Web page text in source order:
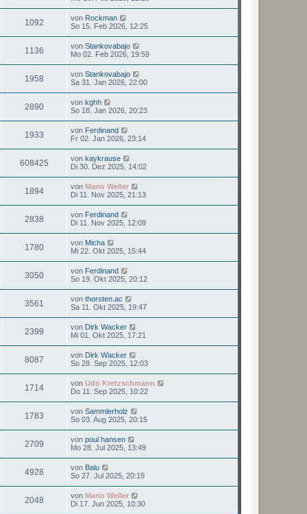
1092 von Rockman
So 15. Feb 2026, 12:25
1136 von Stankovabajo
Mo 02. Feb 2026, 19:59
1958 von Stankovabajo
Sa 31. Jan 2026, 22:00
2890 von kghh
So 18. Jan 2026, 20:23
1933 von Ferdinand
Fr 02. Jan 2026, 23:14
608425 von kaykrause
Di 30. Dez 2025, 14:02
1894 von Mario Weller
Di 11. Nov 2025, 21:13
2838 von Ferdinand
Di 11. Nov 2025, 12:09
1780 von Micha
Mi 22. Okt 2025, 15:44
3050 von Ferdinand
So 19. Okt 2025, 20:12
3561 von thorsten.ac
Sa 11. Okt 2025, 19:47
2399 von Dirk Wacker
Mi 01. Okt 2025, 17:21
8087 von Dirk Wacker
So 28. Sep 2025, 12:03
1714 von Udo Kretzschmann
Do 11. Sep 2025, 10:22
1783 von Sammlerholz
So 03. Aug 2025, 20:15
2709 von poul hansen
Mo 28. Jul 2025, 13:49
4928 von Balu
So 27. Jul 2025, 20:19
2048 von Mario Weller
Di 17. Jun 2025, 10:30